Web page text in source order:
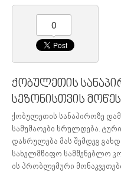
0
ქობულეთის
სეზონისთვის
ქობულეთის სანაპიროზე
სამუშაოები სრულდება.
დასრულება მას შემდეგ
სახელმწიფო სამშენებლო
ის პრობლემური